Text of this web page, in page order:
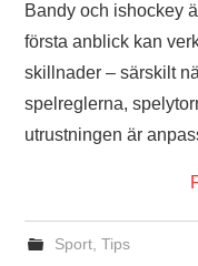
Bandy och ishockey
första anblick kan
skillnader – särskilt
spelreglerna,
utrustningen är
Sport, Tips